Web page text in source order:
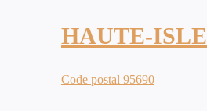
HAUTE-ISLE
Code postal 95690